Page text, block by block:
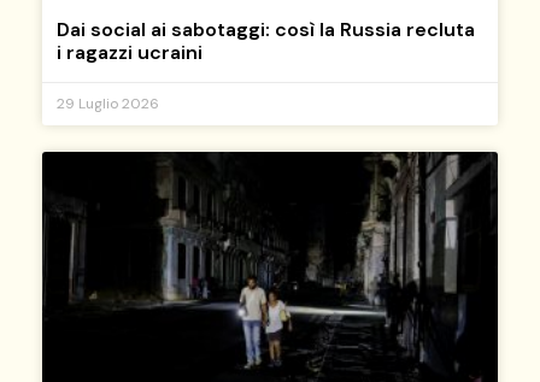
Dai social ai sabotaggi: così la Russia recluta
i ragazzi ucraini
29 Luglio 2026